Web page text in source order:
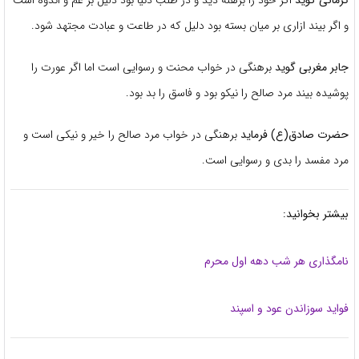
بیند ازاری بر میان بسته بود دلیل که در طاعت و عبادت مجتهد شود.
مغربی گویدبرهنگی در خواب محنت و رسوایی است اما اگر عورت را
بیند مرد صالح را نیکو بود و فاسق را بد بود.
صادق(ع) فرمایدبرهنگی در خواب مرد صالح را خیر و نیکی است و
مفسد را بدی و رسوایی است.
بخوانید:
هر شب دهه اول محرم
سوزاندن عود و اسپند